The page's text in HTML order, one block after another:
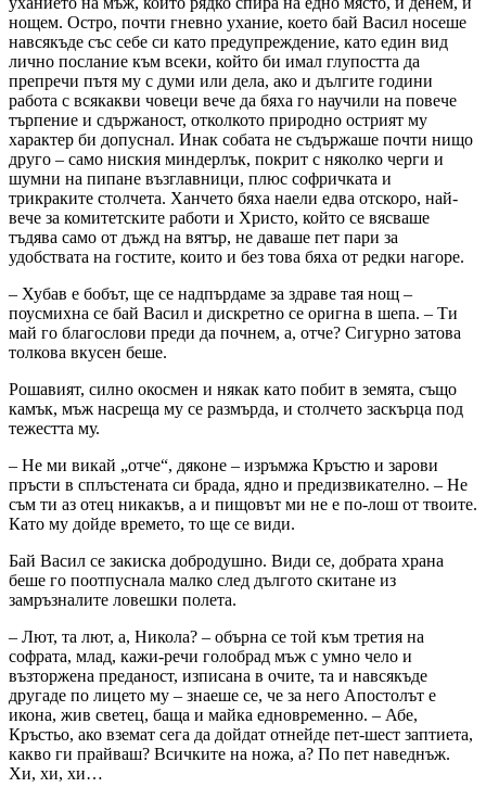
нощем. Остро, почти гневно ухание, което бай Васил носеше
навсякъде със себе си като предупреждение, като един вид
лично послание към всеки, който би имал глупостта да
препречи пътя му с думи или дела, ако и дългите години
работа с всякакви човеци вече да бяха го научили на повече
търпение и сдържаност, отколкото природно острият му
характер би допуснал. Инак собата не съдържаше почти нищо
друго – само ниския миндерлък, покрит с няколко черги и
шумни на пипане възглавници, плюс софричката и
трикраките столчета. Ханчето бяха наели едва отскоро, най-
вече за комитетските работи и Христо, който се вясваше
тъдява само от дъжд на вятър, не даваше пет пари за
удобствата на гостите, които и без това бяха от редки нагоре.
– Хубав е бобът, ще се надпърдаме за здраве тая нощ –
поусмихна се бай Васил и дискретно се оригна в шепа. – Ти
май го благослови преди да почнем, а, отче? Сигурно затова
толкова вкусен беше.
Рошавият, силно окосмен и някак като побит в земята, също
камък, мъж насреща му се размърда, и столчето заскърца под
тежестта му.
– Не ми викай „отче“, дяконе – изръмжа Кръстю и зарови
пръсти в сплъстената си брада, ядно и предизвикателно. – Не
съм ти аз отец никакъв, а и пищовът ми не е по-лош от твоите.
Като му дойде времето, то ще се види.
Бай Васил се закиска добродушно. Види се, добрата храна
беше го поотпуснала малко след дългото скитане из
замръзналите ловешки полета.
– Лют, та лют, а, Никола? – обърна се той към третия на
софрата, млад, кажи-речи голобрад мъж с умно чело и
възторжена преданост, изписана в очите, та и навсякъде
другаде по лицето му – знаеше се, че за него Апостолът е
икона, жив светец, баща и майка едновременно. – Абе,
Кръстьо, ако вземат сега да дойдат отнейде пет-шест заптиета,
какво ги прайваш? Всичките на ножа, а? По пет наведнъж.
Хи, хи, хи…